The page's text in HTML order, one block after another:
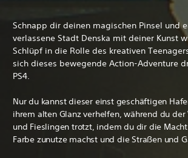
Schnapp dir deinen magischen Pinsel und
verlassene Stadt Denska mit deiner Kunst
Schlüpf in die Rolle des kreativen
sich dieses bewegende Action-Adventure
PS4.
Nur du kannst dieser einst geschäftigen
ihrem alten Glanz verhelfen, während du der
und Fieslingen trotzt, indem du dir die
Farbe zunutze machst und die Straßen und